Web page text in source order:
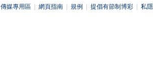
傳媒專用區 網頁指南 規例 提倡有節制博彩 私